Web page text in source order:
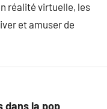
réalité virtuelle, les
et amuser de
dans la pop